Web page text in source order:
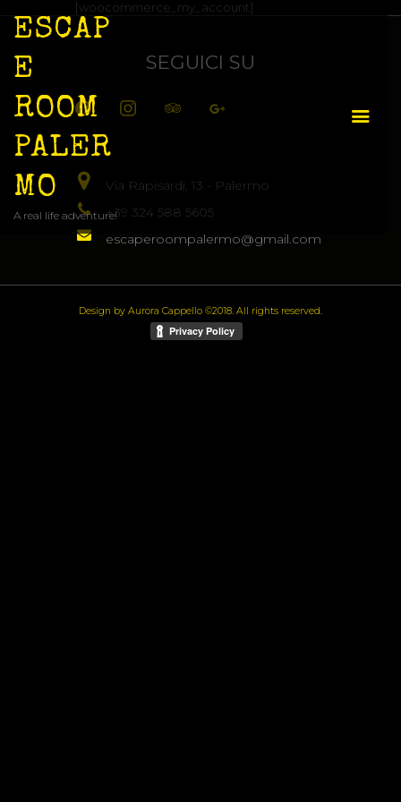
ESCAP
E
ROOM
PALER
MO
A real life adventure!
COME SI GIOCA
STANZE
EVENTI
IDEA REGALO
[woocommerce_my_account]
SEGUICI SU
facebookinstagramtripadvisorgoogle
Via Rapisardi, 13 - Palermo
+39 324 588 5605
escaperoompalermo@gmail.com
Design by Aurora Cappello ©2018. All rights reserved.